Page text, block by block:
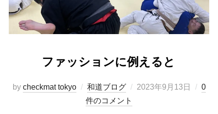
ファッションに例えると
by checkmat tokyo 和道ブログ
投
2023年9月13日
0
件のコメント